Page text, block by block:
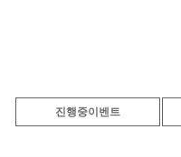
진행중이벤트